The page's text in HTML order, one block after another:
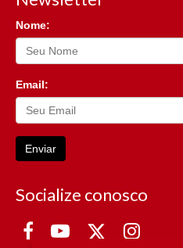
Nome:
Email:
Enviar
Socialize conosco